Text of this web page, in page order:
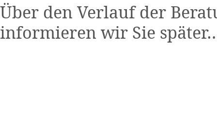
Über den Verlauf der
informieren wir Sie